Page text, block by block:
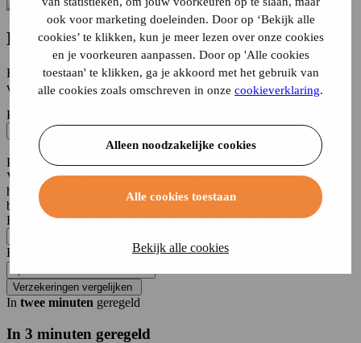
ook voor marketing doeleinden. Door op ‘Bekijk alle
cookies’ te klikken, kun je meer lezen over onze cookies
en je voorkeuren aanpassen. Door op 'Alle cookies
toestaan' te klikken, ga je akkoord met het gebruik van
alle cookies zoals omschreven in onze cookieverklaring.
Alleen noodzakelijke cookies
Alle cookies toestaan
Bekijk alle cookies
Driewieligemotorscooterverzekering
Een driewielige motorscooteris een motorscooter met dubbele
voorwielen
Kenteken
Onbekend
Postcode
Voor een berekening van de premies hebben we de postcode van de
hoofdbestuurder nodig. Bij particulier gebruik dient de jongste
bestuurder woonachtig te zijn op het zelfde adres als de aanvrager.
Bij zakelijk gebruik kunt u hier de postcode van het bedrijf invullen.
Huisnummer Toevoeging
Verzekeringen vergelijken
In twee minuten geregeld
In 3 minuten geregeld